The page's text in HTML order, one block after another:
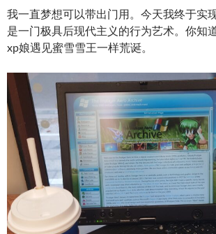
我一直梦想可以带出门用。今天我终于实
是一门极具后现代主义的行为艺术。你知
xp娘遇见蜜雪雪王一样荒诞。